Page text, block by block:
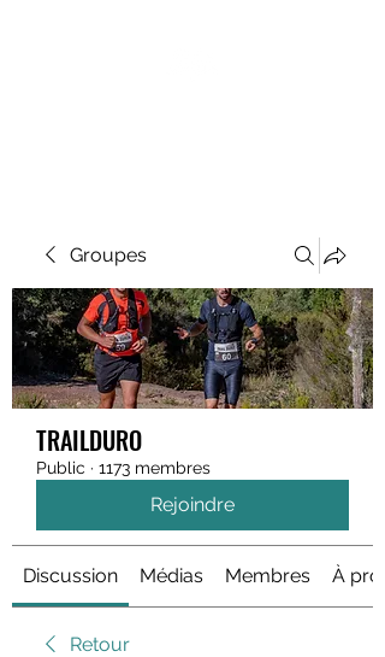
Groupes
TRAILDURO
Public · 1173 membres
Rejoindre
Discussion Médias Membres À
Retour